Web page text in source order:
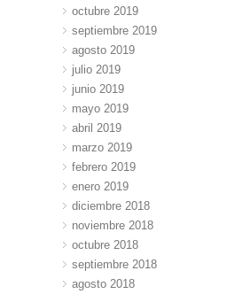
octubre 2019
septiembre 2019
agosto 2019
julio 2019
junio 2019
mayo 2019
abril 2019
marzo 2019
febrero 2019
enero 2019
diciembre 2018
noviembre 2018
octubre 2018
septiembre 2018
agosto 2018